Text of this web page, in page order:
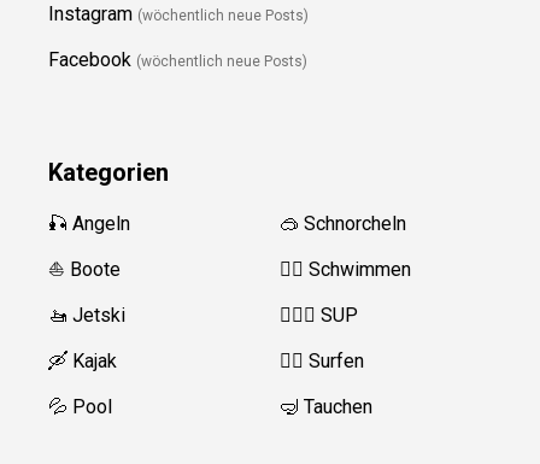
Instagram (wöchentlich neue Posts)
Facebook (wöchentlich neue Posts)
Kategorien
🎣 Angeln
⛵️ Boote
🚤 Jetski
🛶 Kajak
💦 Pool
🥽 Schnorcheln
🏊‍♂️ Schwimmen
🏄‍♀️🛶 SUP
🏄‍♂️ Surfen
🤿 Tauchen